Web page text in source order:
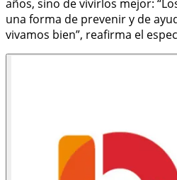
años, sino de vivirlos mejor:
una forma de prevenir y de
vivamos bien”, reafirma el